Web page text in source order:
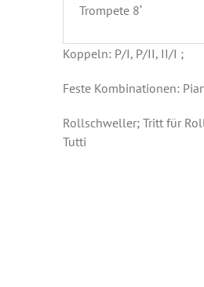
Trompete 8‘
Koppeln: P/I, P/II, II/I ;
Feste Kombinationen:
Rollschweller; Tritt für
Tutti